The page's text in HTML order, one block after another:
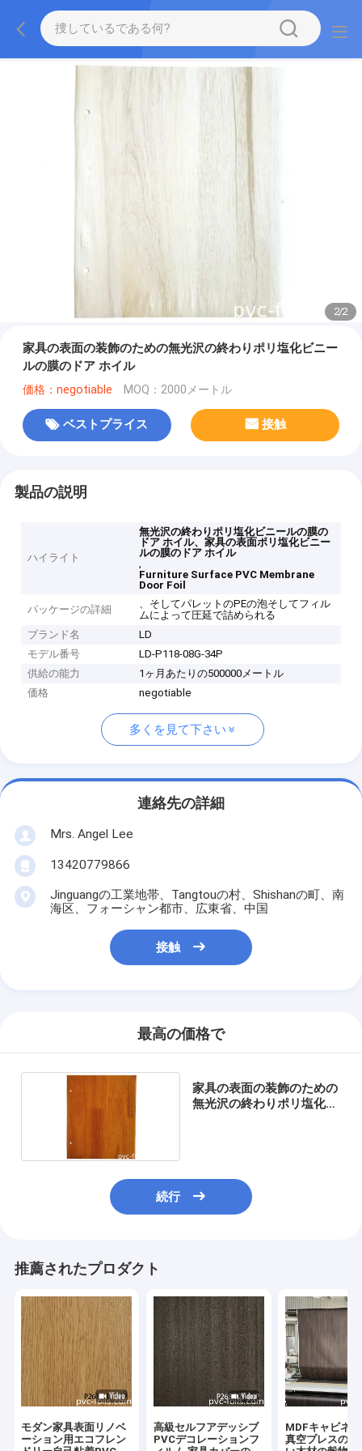
2/2
家具の表面の装飾のための無光沢の終わりポリ塩化ビニー
ルの膜のドア ホイル
価格：negotiable MOQ：2000メートル
ベストプライス 接触
製品の説明
ハイライト
無光沢の終わりポリ塩化ビニールの膜の
ドア ホイル、家具の表面ポリ塩化ビニー
ルの膜のドア ホイル
,
Furniture Surface PVC Membrane
Door Foil
パッケージの詳細
、そしてパレットのPEの泡そしてフィル
ムによって圧延で詰められる
ブランド名
LD
モデル番号
LD-P118-08G-34P
供給の能力
1ヶ月あたりの500000メートル
価格
negotiable
多くを見て下さい
連絡先の詳細
Mrs. Angel Lee
13420779866
Jinguangの工業地帯、Tangtouの村、Shishanの町、南
海区、フォーシャン都市、広東省、中国
接触
最高の価格で
家具の表面の装飾のための
無光沢の終わりポリ塩化ビ
続行
推薦されたプロダクト
モダン家具表面リノベ
ーション用エコフレン
高級セルフアデッシブ
PVCデコレーションフ
MDFキャビネ
真空プレスのた